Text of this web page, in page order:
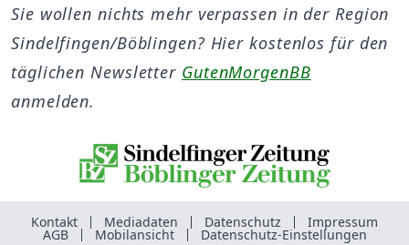
Sie wollen nichts mehr verpassen in der Region
Sindelfingen/Böblingen? Hier kostenlos für den
täglichen Newsletter GutenMorgenBB
anmelden.
Kontakt Mediadaten Datenschutz Impressum
AGB Mobilansicht Datenschutz-Einstellungen